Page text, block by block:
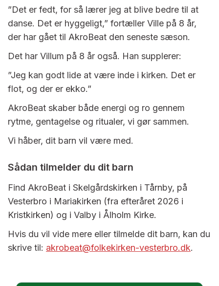
”Det er fedt, for så lærer jeg at blive bedre til at
danse. Det er hyggeligt,” fortæller Ville på 8 år,
der har gået til AkroBeat den seneste sæson.
Det har Villum på 8 år også. Han supplerer:
”Jeg kan godt lide at være inde i kirken. Det er
flot, og der er ekko.”
AkroBeat skaber både energi og ro gennem
rytme, gentagelse og ritualer, vi gør sammen.
Vi håber, dit barn vil være med.
Sådan tilmelder du dit barn
Find AkroBeat i Skelgårdskirken i Tårnby, på
Vesterbro i Mariakirken (fra efteråret 2026 i
Kristkirken) og i Valby i Ålholm Kirke.
Hvis du vil vide mere eller tilmelde dit barn, kan du
skrive til: akrobeat@folkekirken-vesterbro.dk.